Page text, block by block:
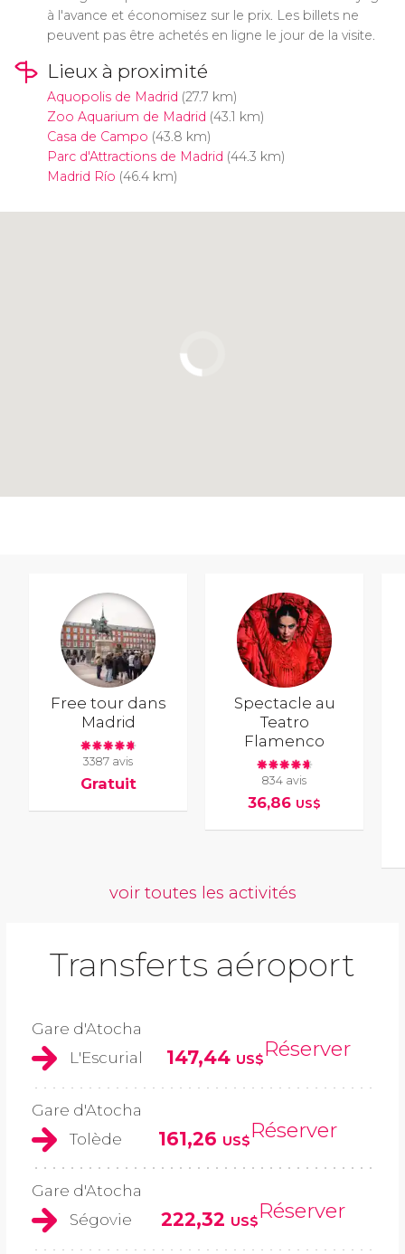
à l'avance et économisez sur le prix. Les billets ne
peuvent pas être achetés en ligne le jour de la visite.
Lieux à proximité
Aquopolis de Madrid (27.7 km)
Zoo Aquarium de Madrid (43.1 km)
Casa de Campo (43.8 km)
Parc d'Attractions de Madrid (44.3 km)
Madrid Río (46.4 km)
Free tour dans
Madrid
3387 avis
Gratuit
Spectacle au
Teatro
Flamenco
834 avis
36,86 US$
voir toutes les activités
Transferts aéroport
Gare d'Atocha
L'Escurial
147,44 US$Réserver
Gare d'Atocha
Tolède
161,26 US$Réserver
Gare d'Atocha
Ségovie
222,32 US$Réserver